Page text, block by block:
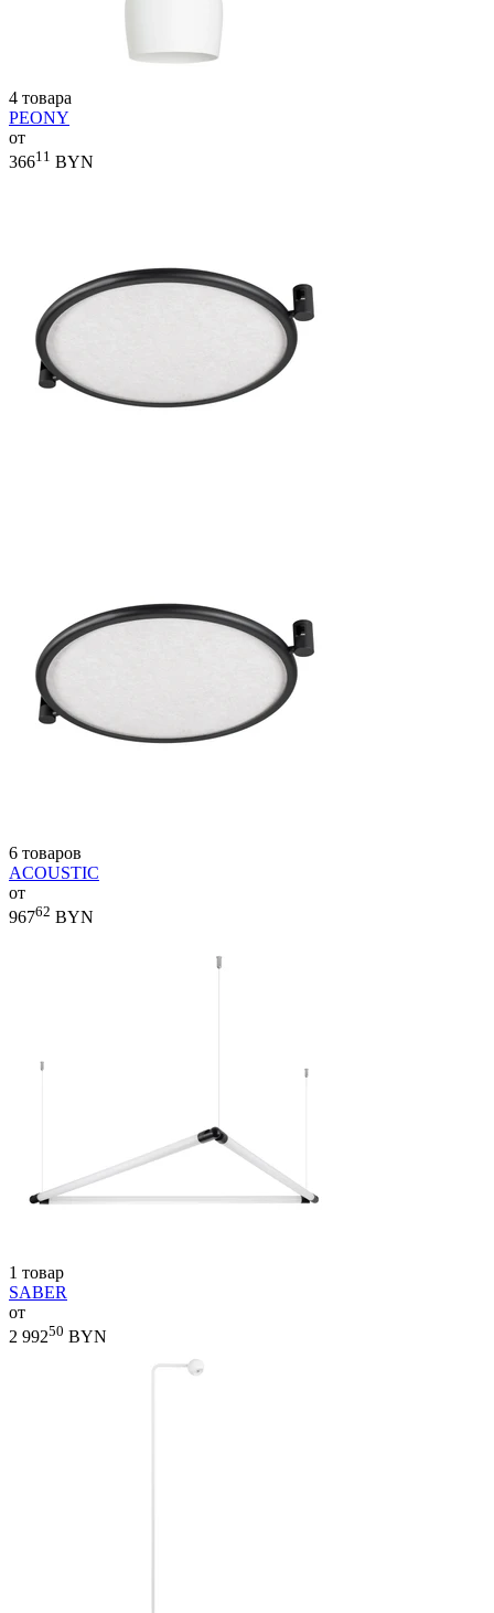
4 товара
PEONY
от
36611 BYN
6 товаров
ACOUSTIC
от
96762 BYN
1 товар
SABER
от
2 99250 BYN